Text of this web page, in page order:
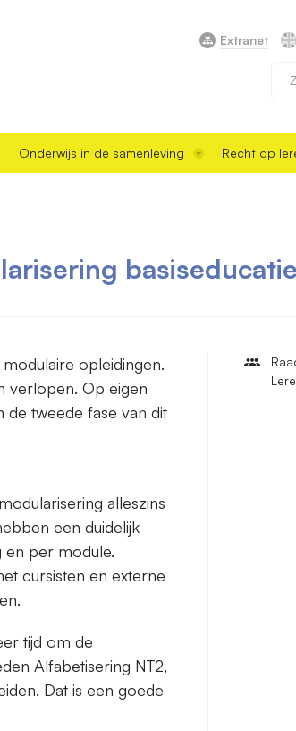
Extranet
Onderwijs in de samenleving Recht op
basiseducatie
opleidingen.
verlopen. Op eigen
de tweede fase van dit
alleszins
een duidelijk
per module.
cursisten en externe
tijd om de
Alfabetisering NT2,
Dat is een goede